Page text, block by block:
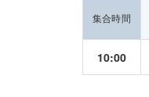
集合時間
10:00